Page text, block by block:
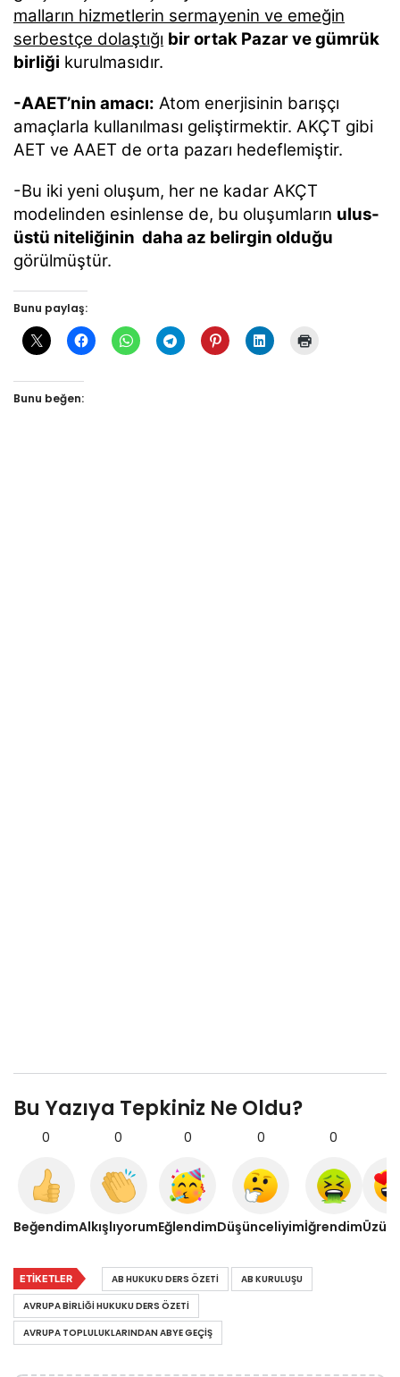
malların hizmetlerin sermayenin ve emeğin
serbestçe dolaştığı bir ortak Pazar ve gümrük
birliği kurulmasıdır.
-AAET’nin amacı: Atom enerjisinin barışçı
amaçlarla kullanılması geliştirmektir. AKÇT gibi
AET ve AAET de orta pazarı hedeflemiştir.
-Bu iki yeni oluşum, her ne kadar AKÇT
modelinden esinlense de, bu oluşumların ulus-
üstü niteliğinin daha az belirgin olduğu
görülmüştür.
Bunu paylaş:
Bunu beğen:
Bu Yazıya Tepkiniz Ne Oldu?
0
Beğendim
0
Alkışlıyorum
0
Eğlendim
0
Düşünceliyim
0
İğrendim
ETIKETLER AB HUKUKU DERS ÖZETI
AB KURULUŞU
AVRUPA BIRLIĞI HUKUKU DERS ÖZETI
AVRUPA TOPLULUKLARINDAN ABYE GEÇIŞ